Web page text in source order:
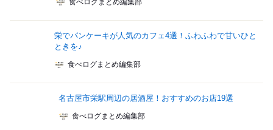
食べログまとめ編集部
栄でパンケーキが人気のカフェ4選！ふわふわで甘いひと
ときを♪
食べログまとめ編集部
名古屋市栄駅周辺の居酒屋！おすすめのお店19選
食べログまとめ編集部